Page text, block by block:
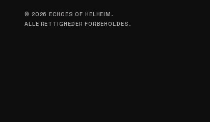
© 2026 ECHOES OF HELHEIM.
ALLE RETTIGHEDER FORBEHOLDES.